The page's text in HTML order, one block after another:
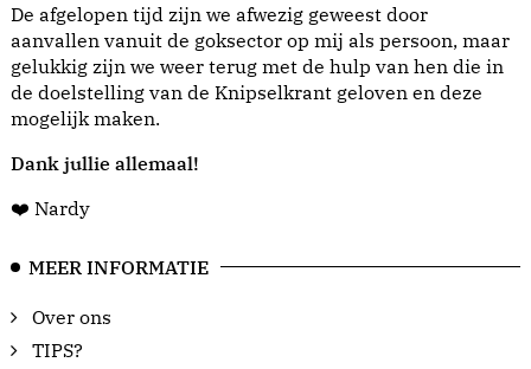
De afgelopen tijd zijn we afwezig geweest door
aanvallen vanuit de goksector op mij als persoon, maar
gelukkig zijn we weer terug met de hulp van hen die in
de doelstelling van de Knipselkrant geloven en deze
mogelijk maken.
Dank jullie allemaal!
❤️ Nardy
MEER INFORMATIE
Over ons
TIPS?